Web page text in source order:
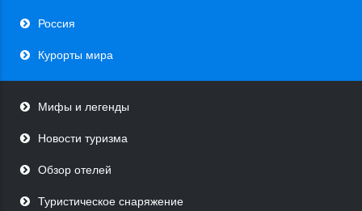
Россия
Курорты мира
Мифы и легенды
Новости туризма
Обзор отелей
Туристическое снаряжение